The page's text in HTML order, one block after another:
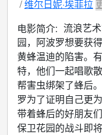
维尔日妮·埃菲拉
电影简介: 流浪艺
园，阿波罗想要获
黄蜂温迪的陷害。
特，他们一起唱歌
帮害虫绑架了蜂后
罗为了证明自己更
带着蜂后的好朋友
保卫花园的战斗即